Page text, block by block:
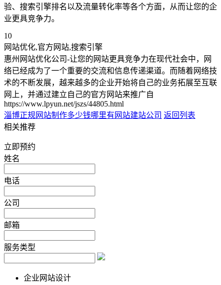
验、搜索引擎排名以及流量转化率等各个方面，从而让您的企
业更具竞争力。
10
网站优化,官方网站,搜索引擎
惠州网站优化公司-让您的网站更具竞争力在现代社会中，网
络已经成为了一个重要的交流和信息传递渠道。而随着网络技
术的不断发展，越来越多的企业开始将自己的业务拓展至互联
网上，并通过建立自己的官方网站来推广自
https://www.lpyun.net/jszs/44805.html
淄博正规网站制作多少钱哪里有网站建站公司 返回列表
相关推荐
立即预约
姓名
电话
公司
邮箱
服务类型
企业网站设计